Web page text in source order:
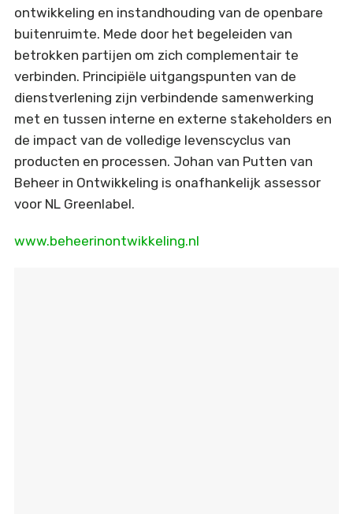
ontwikkeling en instandhouding van de openbare
buitenruimte. Mede door het begeleiden van
betrokken partijen om zich complementair te
verbinden. Principiële uitgangspunten van de
dienstverlening zijn verbindende samenwerking
met en tussen interne en externe stakeholders en
de impact van de volledige levenscyclus van
producten en processen. Johan van Putten van
Beheer in Ontwikkeling is onafhankelijk assessor
voor NL Greenlabel.
www.beheerinontwikkeling.nl